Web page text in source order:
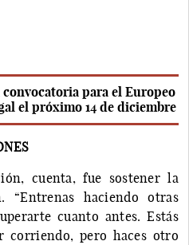
para el Europeo
el próximo 14 de diciembre
cuenta, fue sostener la
“Entrenas haciendo otras
cuanto antes. Estás
corriendo, pero haces otro